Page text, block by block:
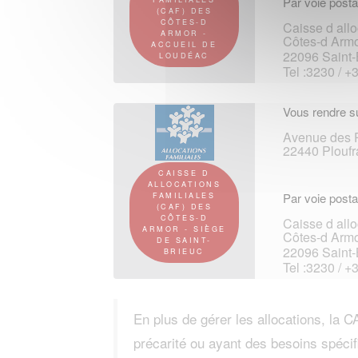
(CAF) DES
CÔTES-D
ARMOR -
ACCUEIL DE
LOUDÉAC
Caisse d
Côtes-d
22096
Tel :3230 /
CAISSE D
ALLOCATIONS
FAMILIALES
(CAF) DES
CÔTES-D
ARMOR - SIÈGE
DE SAINT-
BRIEUC
Vous rendre
Avenue des
22440
Par voie
Caisse d
Côtes-d
22096
Tel :3230 /
En plus de gérer les allocations, la
précarité ou ayant des besoins